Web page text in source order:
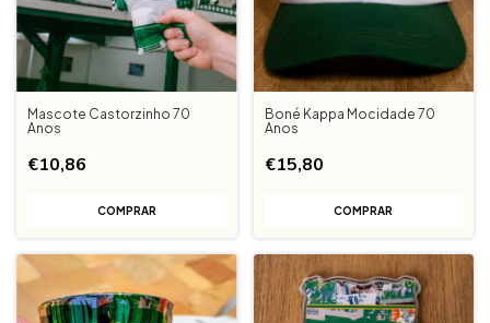
Mascote Castorzinho 70
Anos
€10,86
Boné Kappa Mocidade 70
Anos
€15,80